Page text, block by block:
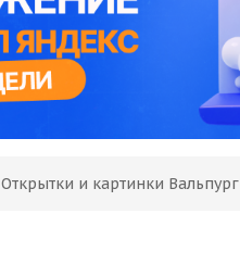
Открытки и картинки